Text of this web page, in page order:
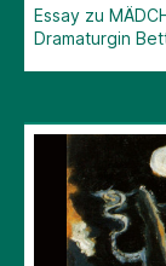
Essay zu
Dramaturgin